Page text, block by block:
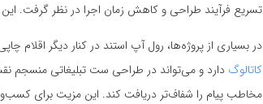
تسریع فرآیند طراحی و کاهش زمان اجرا در نظر گرفت.
در بسیاری از پروژه‌ها، رول آپ استند در کنار دیگر اقلام
کاتالوگ دارد و می‌تواند در طراحی ست تبلیغاتی منسجم
مخاطب پیام را شفاف‌تر دریافت کند. این مزیت برای